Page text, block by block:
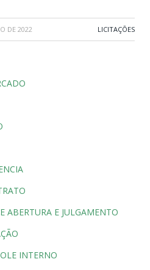
DE 2022 LICITAÇÕES
ABERTURA E JULGAMENTO
INTERNO